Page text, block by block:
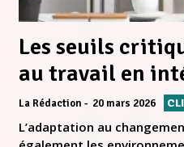
Les seuils
au travail en
La Rédaction 20 mars 2026
L’adaptation au